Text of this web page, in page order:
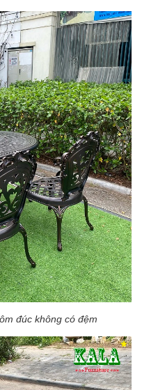
đúc không có đệm